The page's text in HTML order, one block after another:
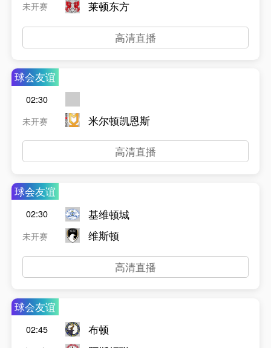
未开赛
莱顿东方
高清直播
球会友谊
02:30
未开赛
米尔顿凯恩斯
高清直播
球会友谊
02:30
未开赛
基维顿城
维斯顿
高清直播
球会友谊
02:45
布顿